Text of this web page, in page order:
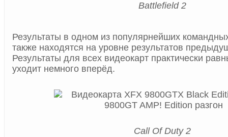
Battlefield 2
Результаты в одном из популярнейших
также находятся на уровне результатов
Результаты для всех видеокарт практически
уходит немного вперёд.
Call Of Duty 2